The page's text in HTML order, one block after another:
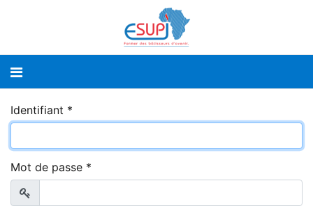
Identifiant *
Mot de passe *
Afficher